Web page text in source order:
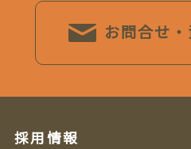
お問合せ
採用情報